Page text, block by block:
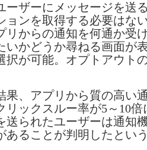
ザーにメッセージを送
ョンを取得する必要はな
リからの通知を何通か受
いかどうか尋ねる画面が
択が可能。オプトアウト
、アプリから質の高い
リックスルー率が5～10
送られたユーザーは通知
あることが判明したとい